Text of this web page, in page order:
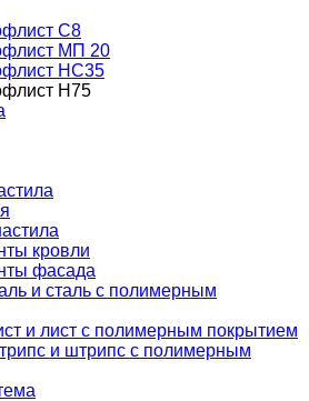
С8
МП 20
НС35
Н75
кровли
фасада
и сталь с полимерным
и лист с полимерным покрытием
и штрипс с полимерным